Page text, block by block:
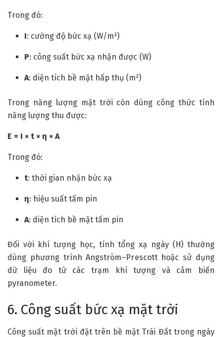
Trong đó:
I: cường độ bức xạ (W/m²)
P: công suất bức xạ nhận được (W)
A: diện tích bề mặt hấp thụ (m²)
Trong năng lượng mặt trời còn dùng công thức tính
năng lượng thu được:
E = I × t × η × A
Trong đó:
t: thời gian nhận bức xạ
η: hiệu suất tấm pin
A: diện tích bề mặt tấm pin
Đối với khí tượng học, tính tổng xạ ngày (H) thường
dùng phương trình Angström–Prescott hoặc sử dụng
dữ liệu đo từ các trạm khí tượng và cảm biến
pyranometer.
6. Công suất bức xạ mặt trời
Công suất mặt trời đặt trên bề mặt Trái Đất trong ngày